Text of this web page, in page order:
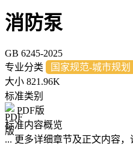
消防泵
GB 6245-2025
专业分类
国家规范-城市规划
大小 821.96K
标准类别
PDF版
标准内容概览
... 更多详细章节及正文内容，